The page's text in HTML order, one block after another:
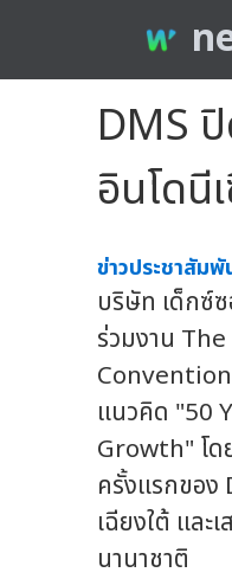
DMS
อินโดนี
ข่าวประชาสัม
บริษัท เด็กซ์
ร่วมงาน
แนวคิด "50
Growth" โด
ครั้งแรกของ
เฉียงใต้ และ
นานาชาติ